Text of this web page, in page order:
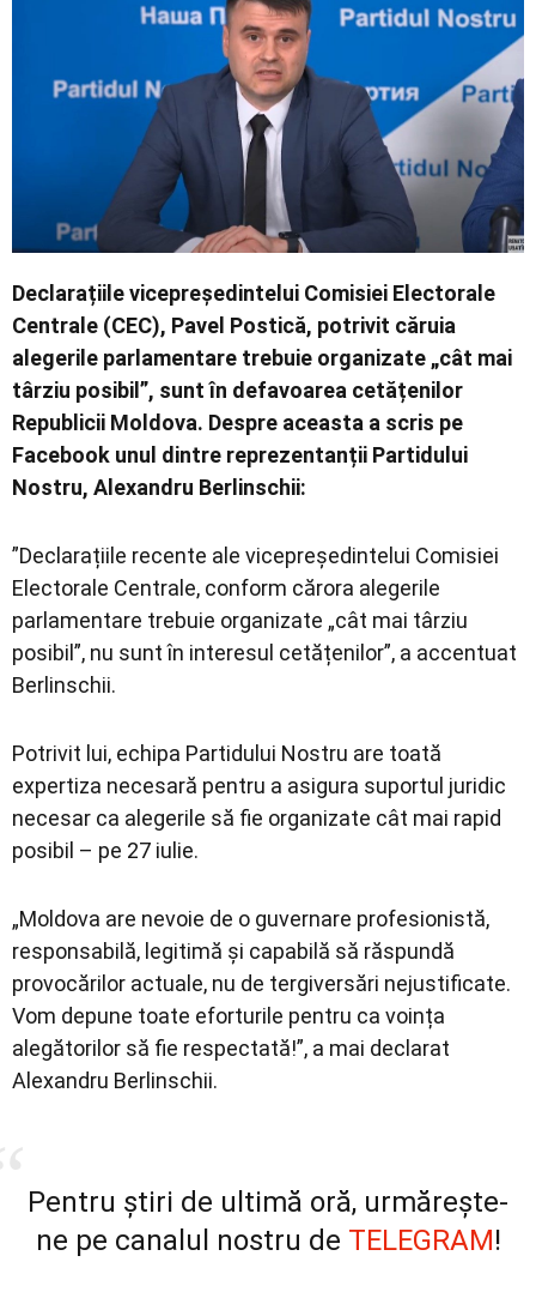
Declarațiile vicepreședintelui Comisiei Electorale
Centrale (CEC), Pavel Postică, potrivit căruia
alegerile parlamentare trebuie organizate „cât mai
târziu posibil”, sunt în defavoarea cetățenilor
Republicii Moldova. Despre aceasta a scris pe
Facebook unul dintre reprezentanții Partidului
Nostru, Alexandru Berlinschii:
”Declarațiile recente ale vicepreședintelui Comisiei
Electorale Centrale, conform cărora alegerile
parlamentare trebuie organizate „cât mai târziu
posibil”, nu sunt în interesul cetățenilor”, a accentuat
Berlinschii.
Potrivit lui, echipa Partidului Nostru are toată
expertiza necesară pentru a asigura suportul juridic
necesar ca alegerile să fie organizate cât mai rapid
posibil – pe 27 iulie.
„Moldova are nevoie de o guvernare profesionistă,
responsabilă, legitimă și capabilă să răspundă
provocărilor actuale, nu de tergiversări nejustificate.
Vom depune toate eforturile pentru ca voința
alegătorilor să fie respectată!”, a mai declarat
Alexandru Berlinschii.
Pentru știri de ultimă oră, urmărește-
ne pe canalul nostru de TELEGRAM!